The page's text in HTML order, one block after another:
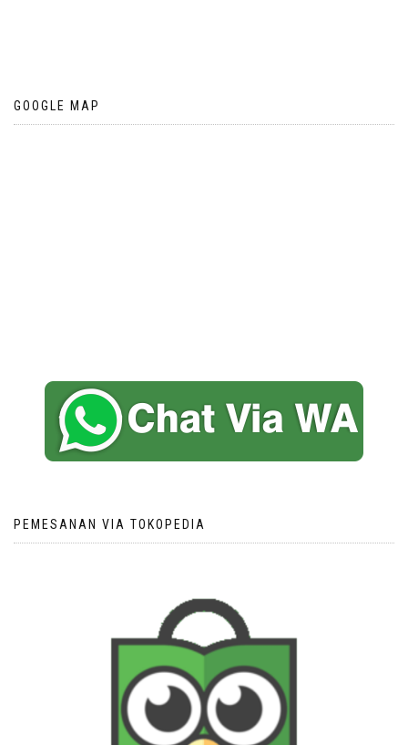
GOOGLE MAP
PEMESANAN VIA TOKOPEDIA